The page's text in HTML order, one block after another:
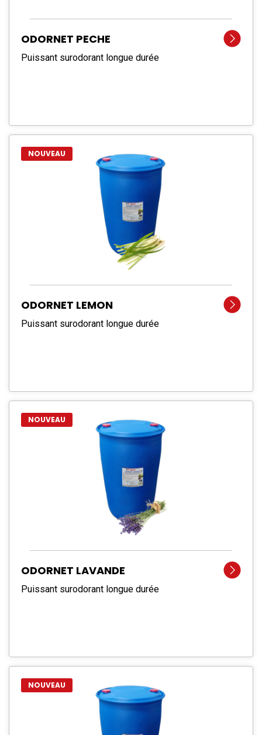
ODORNET PECHE
Puissant surodorant longue durée
NOUVEAU
ODORNET LEMON
Puissant surodorant longue durée
NOUVEAU
ODORNET LAVANDE
Puissant surodorant longue durée
NOUVEAU